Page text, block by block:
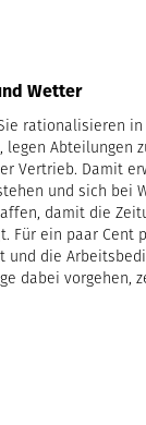
Wetter
rationalisieren in
legen Abteilungen
Vertrieb. Damit
und sich bei
damit die
Für ein paar Cent
und die
dabei vorgehen,